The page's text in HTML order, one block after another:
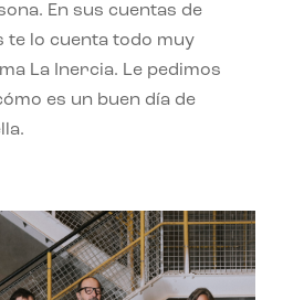
En sus cuentas de
te lo cuenta todo muy
La Inercia. Le pedimos
es un buen día de